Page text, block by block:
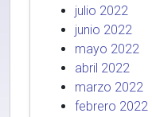
julio 2022
junio 2022
mayo 2022
abril 2022
marzo 2022
febrero 2022